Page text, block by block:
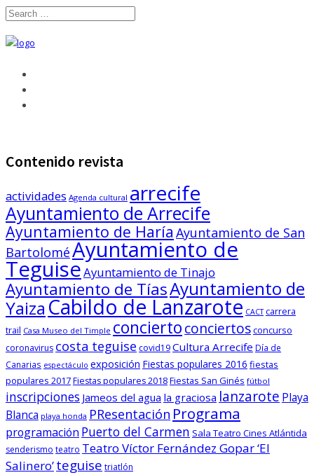
Contenido revista
actividades Agenda cultural arrecife
Ayuntamiento de Arrecife
Ayuntamiento de Haría Ayuntamiento de San
BartoloméAyuntamiento de
TeguiseAyuntamiento de Tinajo
Ayuntamiento de TíasAyuntamiento de
YaizaCabildo de Lanzarote CACT carrera
trail Casa Museo del Timple conciertoconciertosconcurso
coronavirus costa teguise covid19Cultura Arrecife Día de
Canarias espectáculo exposición Fiestas populares 2016 fiestas
populares 2017Fiestas populares 2018Fiestas San Ginés fútbol
inscripciones Jameos del agua la graciosa lanzarote Playa
Blanca playa honda PResentación Programa
programación Puerto del Carmen Sala Teatro Cines Atlántida
senderismo teatro Teatro Víctor Fernández Gopar ‘El
Salinero’teguise triatlón